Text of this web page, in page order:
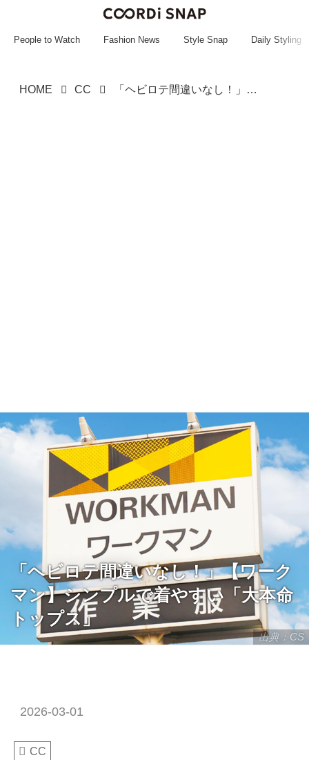
~~~~~~~~~~~
People to Watch Fashion News Style Snap Daily Styling
HOME CC 「ヘビロテ間違いなし！」【ワークマン】シンプルで着やすい「大本命トップス」
出典：CS
「ヘビロテ間違いなし！」【ワーク
マン】シンプルで着やすい「大本命
トップス」
2026-03-01
CC